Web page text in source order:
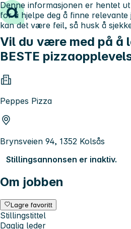
Hopp til innhold
Vil du være med på å
BESTE
Peppes Pizza
Brynsveien 94, 1352 Kolsås
Stillingsannonsen er inaktiv.
Om jobben
Lagre favoritt
Stillingstittel
Daglig leder
Denne informasjonen er hentet
for å hjelpe deg å finne
kan det være feil, så husk å